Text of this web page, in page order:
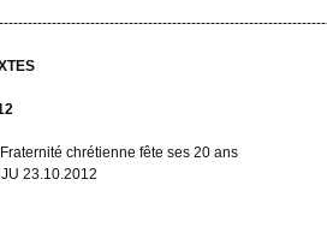
chrétienne fête ses 20 ans
23.10.2012